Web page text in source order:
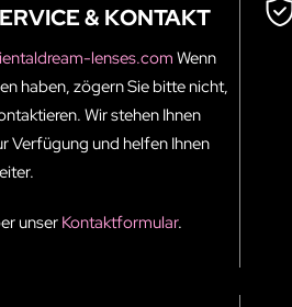
& KONTAKT
lenses.comWenn
haben, zögern Sie bitte nicht,
Wir stehen Ihnen
Verfügung und helfen Ihnen
unserKontaktformular.